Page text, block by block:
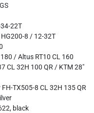
22T
8 / 12-32T
/ Altus RT10 CL 160
CL 32H 100 QR / KTM 28"
TX505-8 CL 32H 135 QR
black